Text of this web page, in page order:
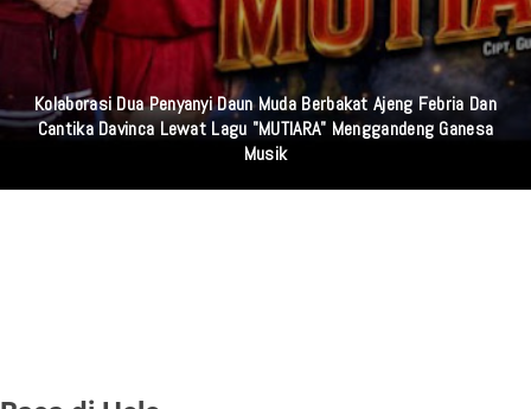
Prabowo Sebut Nilai 100 Itu Milik Yang Maha Kuasa, 98 Punya
Presiden